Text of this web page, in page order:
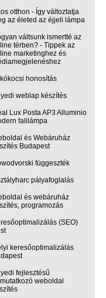
otthon - Így változtatja
az életed az éjjeli lámpa
váltsunk ismertté az
térben? - Tippek az
marketinghez és
honosítás
weblap készítés
Lux Posta AP3 Alluminio
falilámpa
és Webáruház
Budapest
függeszték
pályafoglalás
és webáruház
programozás
(SEO)
keresőoptimalizálás
fejlesztésű
weboldal